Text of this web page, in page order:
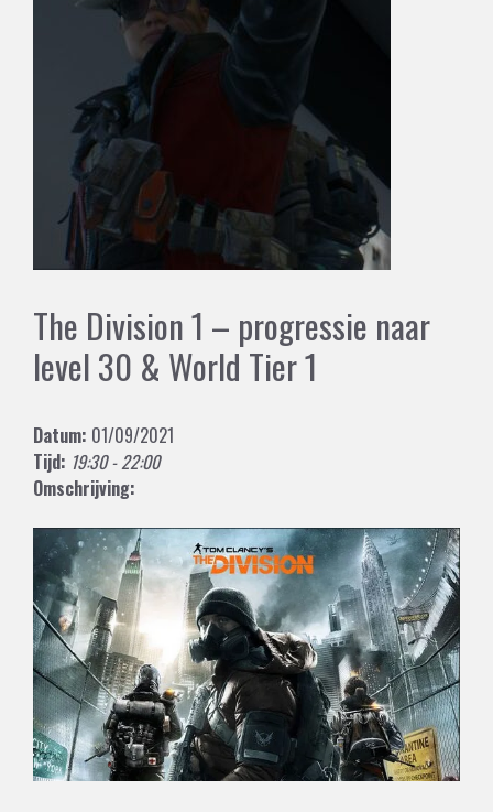
The Division 1 – progressie naar
level 30 & World Tier 1
Datum: 01/09/2021
Tijd: 19:30 - 22:00
Omschrijving: